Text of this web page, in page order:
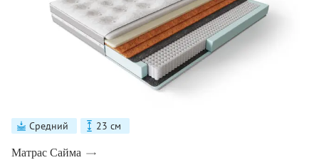
Средний 23 см
Матрас Сайма